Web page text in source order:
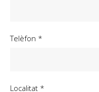
Telèfon *
Localitat *